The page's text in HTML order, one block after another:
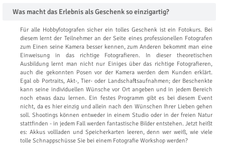
Was macht das Erlebnis als Geschenk so einzigartig?
Für alle Hobbyfotografen sicher ein tolles Geschenk ist ein Fotokurs. Bei
diesem lernt der Teilnehmer an der Seite eines professionellen Fotografen
zum Einen seine Kamera besser kennen, zum Anderen bekommt man eine
Einweisung in das richtige Fotografieren. In dieser theoretischen
Ausbildung lernt man nicht nur Einiges über das richtige Fotografieren,
auch die gekonnten Posen vor der Kamera werden dem Kunden erklärt.
Egal ob Portraits, Akt-, Tier- oder Landschaftsaufnahmen; der Beschenkte
kann seine individuellen Wünsche vor Ort angeben und in jedem Bereich
noch etwas dazu lernen. Ein festes Programm gibt es bei diesem Event
nicht, da es hier einzig und allein nach den Wünschen Ihrer Lieben gehen
soll. Shootings können entweder in einem Studio oder in der freien Natur
stattfinden - in jedem Fall werden fantastische Bilder entstehen. Jetzt heißt
es: Akkus vollladen und Speicherkarten leeren, denn wer weiß, wie viele
tolle Schnappschüsse Sie bei einem Fotografie Workshop werden?